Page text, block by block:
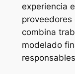
experiencia
proveedores
combina
modelado